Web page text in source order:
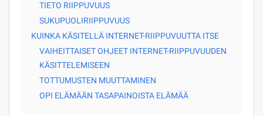
TIETO RIIPPUVUUS
SUKUPUOLIRIIPPUVUUS
KUINKA KÄSITELLÄ INTERNET-RIIPPUVUUTTA ITSE
VAIHEITTAISET OHJEET INTERNET-RIIPPUVUUDEN
KÄSITTELEMISEEN
TOTTUMUSTEN MUUTTAMINEN
OPI ELÄMÄÄN TASAPAINOISTA ELÄMÄÄ